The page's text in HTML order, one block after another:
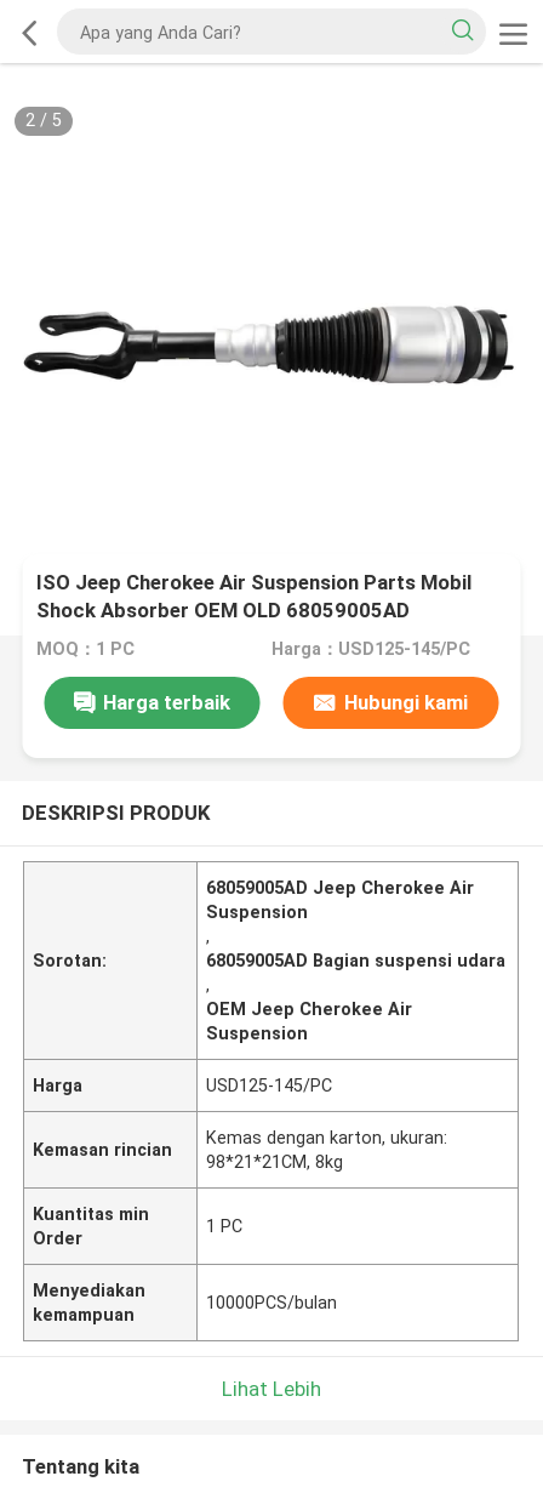
2/ 5
ISO Jeep Cherokee Air Suspension Parts Mobil
Shock Absorber OEM OLD 68059005AD
MOQ：1 PC Harga：USD125-145/PC
Harga terbaik Hubungi kami
DESKRIPSI PRODUK
Sorotan:
68059005AD Jeep Cherokee Air
Suspension
,
68059005AD Bagian suspensi udara
,
OEM Jeep Cherokee Air
Suspension
Harga USD125-145/PC
Kemasan rincian
Kemas dengan karton, ukuran:
98*21*21CM, 8kg
Kuantitas min
Order
1 PC
Menyediakan
kemampuan
10000PCS/bulan
Lihat Lebih
Tentang kita